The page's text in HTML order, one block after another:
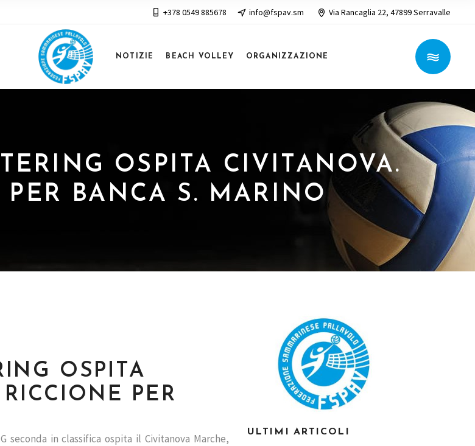
+378 0549 885678 info@fspav.sm Via Rancaglia 22, 47899 Serravalle
NOTIZIE BEACH VOLLEY ORGANIZZAZIONE
OSPITA CIVITANOVA.
BANCA S. MARINO
OSPITA
PER
seconda in classifica ospita il Civitanova Marche,
ULTIMI ARTICOLI